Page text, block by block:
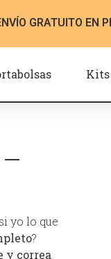
GRATUITO EN
Kits
yo lo que
?
y correa